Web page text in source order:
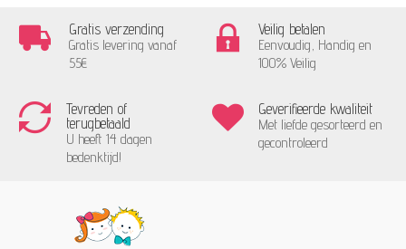
Gratis verzending
Gratis levering vanaf
55€
Veilig betalen
Eenvoudig, Handig en
100% Veilig
Tevreden of
terugbetaald
U heeft 14 dagen
bedenktijd!
Geverifieerde kwaliteit
Met liefde gesorteerd en
gecontroleerd